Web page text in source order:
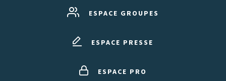
ESPACE GROUPES
ESPACE PRESSE
ESPACE PRO